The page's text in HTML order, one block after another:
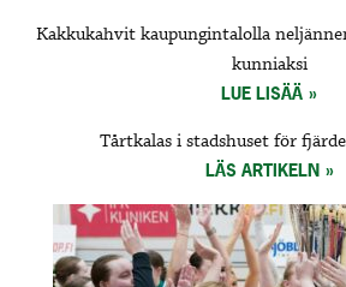
MAINOSTAJILLE
FÖR
ANNONSÖRER
Kakkukahvit kaupungintalolla
kunniaksi
LUE LISÄÄ
Tårtkalas i stadshuset för
LÄS ARTIKELN